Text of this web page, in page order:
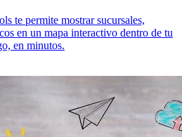
te permite mostrar sucursales,
en un mapa interactivo dentro de tu
en minutos.